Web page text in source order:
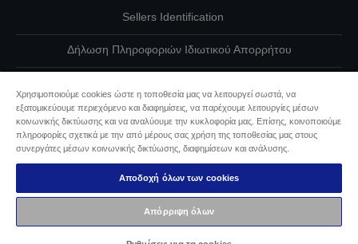
Sellers Identification
Δήλωση Πληροφοριών Ιδιωτικού Απορρήτου
Επικοινωνήστε μαζί μας για τα δεδομένα σας
Πληροφορίες σχετικά με τα cookie
Δέσμευση της Epson για προσβασιμότητα
Πνευματικά δικαιώματα © 2026 Seiko Epson
Χρησιμοποιούμε cookies ώστε η τοποθεσία μας να λειτουργεί σωστά, να
εξατομικεύουμε περιεχόμενο και διαφημίσεις, να παρέχουμε λειτουργίες μέσων
κοινωνικής δικτύωσης και να αναλύουμε την κυκλοφορία μας. Επίσης, κοινοποιούμε
πληροφορίες σχετικά με την από μέρους σας χρήση της τοποθεσίας μας στους
συνεργάτες μέσων κοινωνικής δικτύωσης, διαφημίσεων και ανάλυσης.
Αποδοχή όλων των cookies
Απόρριψη όλων